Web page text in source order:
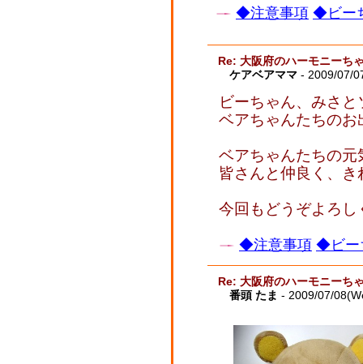
◆注意事項 ◆ビー
Re: 大阪府のハーモニーち
ケアベアママ - 2009/07/
ビーちゃん、みさ
ベアちゃんたちの
ベアちゃんたちの
皆さんと仲良く、
今回もどうぞよろ
◆注意事項 ◆ビー
Re: 大阪府のハーモニーち
番頭 たま - 2009/07/